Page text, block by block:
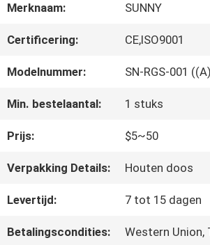
KWALITEITSCONTROLE
CONTACTEER
ONS
NIEUWS
GEVALLEN
Merknaam: SUNNY
Certificering: CE,ISO9001
Modelnummer: SN-RGS-001
Min. bestelaantal: 1 stuks
Prijs: $5~50
Verpakking Details: Houten doos
Levertijd: 7 tot 15 dagen
Betalingscondities: Western Union,